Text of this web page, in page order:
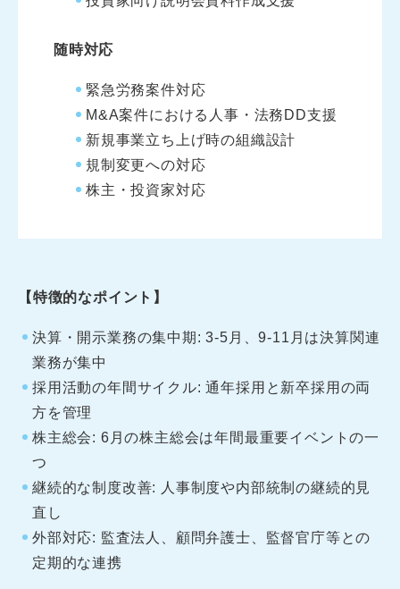
随時対応
緊急労務案件対応
M&A案件における人事・法務DD支援
新規事業立ち上げ時の組織設計
規制変更への対応
株主・投資家対応
【特徴的なポイント】
決算・開示業務の集中期: 3-5月、9-11月は決算関連
業務が集中
採用活動の年間サイクル: 通年採用と新卒採用の両
方を管理
株主総会: 6月の株主総会は年間最重要イベントの一
つ
継続的な制度改善: 人事制度や内部統制の継続的見
直し
外部対応: 監査法人、顧問弁護士、監督官庁等との
定期的な連携